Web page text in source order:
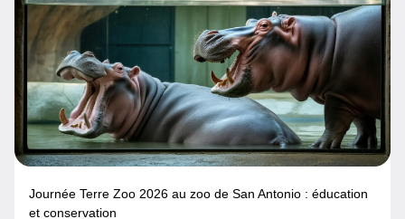
Journée Terre Zoo 2026 au zoo de San Antonio : éducation
et conservation